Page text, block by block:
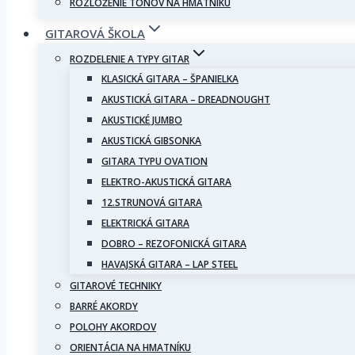
ROZLOŽENIE TÓNOV NA HMATNÍKU
GITAROVÁ ŠKOLA
ROZDELENIE A TYPY GITAR
KLASICKÁ GITARA – ŠPANIELKA
AKUSTICKÁ GITARA – DREADNOUGHT
AKUSTICKÉ JUMBO
AKUSTICKÁ GIBSONKA
GITARA TYPU OVATION
ELEKTRO-AKUSTICKÁ GITARA
12.STRUNOVÁ GITARA
ELEKTRICKÁ GITARA
DOBRO – REZOFONICKÁ GITARA
HAVAJSKÁ GITARA – LAP STEEL
GITAROVÉ TECHNIKY
BARRÉ AKORDY
POLOHY AKORDOV
ORIENTÁCIA NA HMATNÍKU